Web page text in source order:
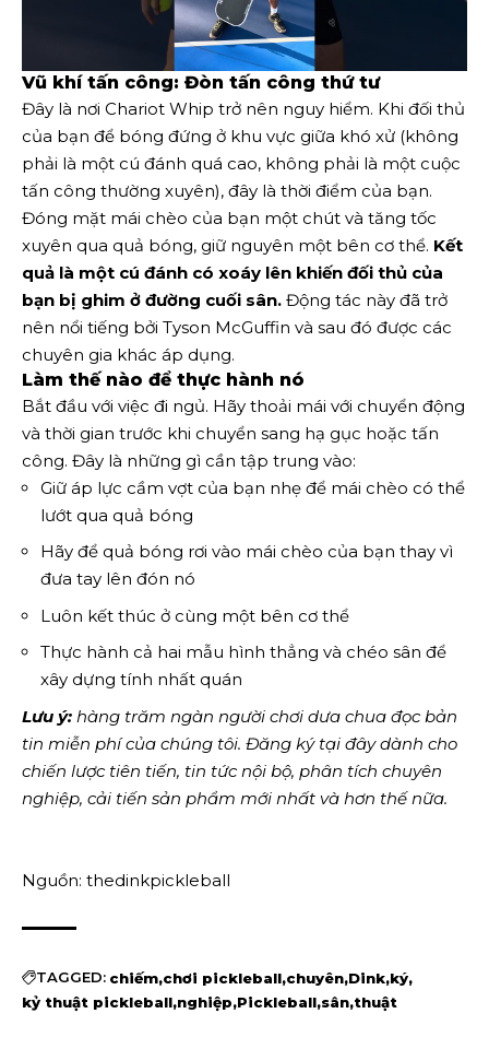
Vũ khí tấn công: Đòn tấn công thứ tư
Đây là nơi Chariot Whip trở nên nguy hiểm. Khi đối thủ
của bạn để bóng đứng ở khu vực giữa khó xử (không
phải là một cú đánh quá cao, không phải là một cuộc
tấn công thường xuyên), đây là thời điểm của bạn.
Đóng mặt mái chèo của bạn một chút và tăng tốc
xuyên qua quả bóng, giữ nguyên một bên cơ thể. Kết
quả là một cú đánh có xoáy lên khiến đối thủ của
bạn bị ghim ở đường cuối sân. Động tác này đã trở
nên nổi tiếng bởi Tyson McGuffin và sau đó được các
chuyên gia khác áp dụng.
Làm thế nào để thực hành nó
Bắt đầu với việc đi ngủ. Hãy thoải mái với chuyển động
và thời gian trước khi chuyển sang hạ gục hoặc tấn
công. Đây là những gì cần tập trung vào:
Giữ áp lực cầm vợt của bạn nhẹ để mái chèo có thể
lướt qua quả bóng
Hãy để quả bóng rơi vào mái chèo của bạn thay vì
đưa tay lên đón nó
Luôn kết thúc ở cùng một bên cơ thể
Thực hành cả hai mẫu hình thẳng và chéo sân để
xây dựng tính nhất quán
Lưu ý: hàng trăm ngàn người chơi dưa chua đọc bản
tin miễn phí của chúng tôi. Đăng ký tại đâydành cho
chiến lược tiên tiến, tin tức nội bộ, phân tích chuyên
nghiệp, cải tiến sản phẩm mới nhất và hơn thế nữa.
Nguồn: thedinkpickleball
TAGGED: chiếm chơi pickleball chuyên Dink ký
kỷ thuật pickleball nghiệp Pickleball sân thuật